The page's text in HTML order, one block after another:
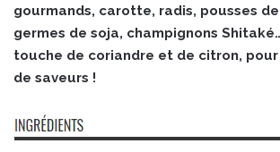
gourmands, carotte, radis, pousses
germes de soja, champignons
touche de coriandre et de citron,
de saveurs !